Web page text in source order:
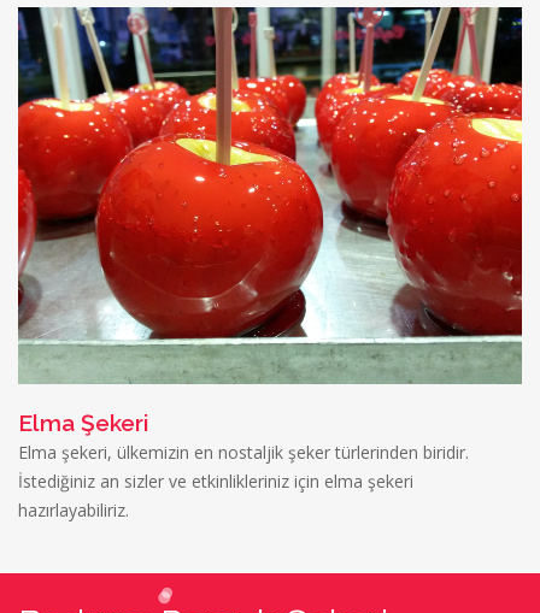
Elma Şekeri
Elma şekeri, ülkemizin en nostaljik şeker türlerinden biridir.
İstediğiniz an sizler ve etkinlikleriniz için elma şekeri
hazırlayabiliriz.